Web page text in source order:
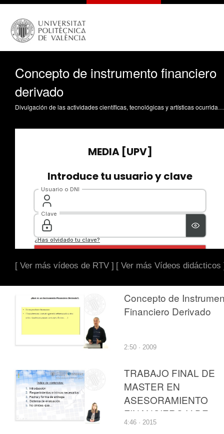
Concepto de instrumento financiero
derivado
Divulgación de las actividades científicas, tecnológicas y artísticas ocurridas en los tres campus de la UPV
[ Ver más vídeos de RTV ] [ Ver más Vídeos didácticos
Concepto de
Financiero Derivado
2:50 · 2009
TRABAJO FINAL DE
MASTER EN
ASESORAMIENTO
FINANCIERO Y DE
SEGUROS
4:46 · 2015